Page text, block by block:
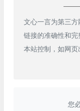
文心一言为第三
链接的准确性和
本站控制，如网
您